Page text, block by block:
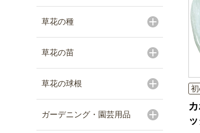
草花の種
草花の苗
草花の球根
ガーデニング・園芸用品